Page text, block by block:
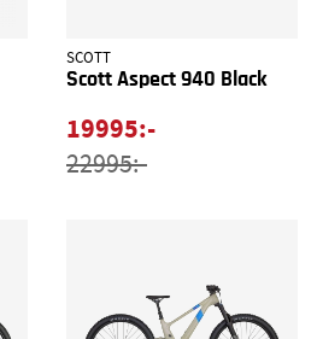
SCOTT
Scott Aspect 940 Black
19995:-
22995:-